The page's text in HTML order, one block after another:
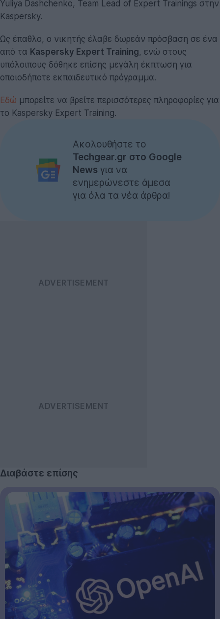
Yuliya Dashchenko, Team Lead of Expert Trainings στην
Kaspersky.
Ως έπαθλο, ο νικητής έλαβε δωρεάν πρόσβαση σε ένα
από τα Kaspersky Expert Training, ενώ στους
υπόλοιπους δόθηκε επίσης μεγάλη έκπτωση για
οποιοδήποτε εκπαιδευτικό πρόγραμμα.
Εδώ μπορείτε να βρείτε περισσότερες πληροφορίες για
το Kaspersky Expert Training.
Ακολουθήστε το
Techgear.gr στο Google
News για να
ενημερώνεστε άμεσα
για όλα τα νέα άρθρα!
Διαβάστε επίσης